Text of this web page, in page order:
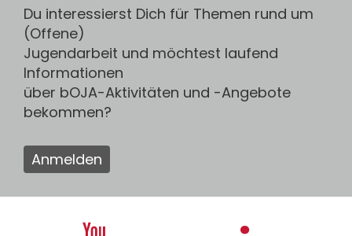
Du interessierst Dich für Themen rund um
(Offene)
Jugendarbeit und möchtest laufend
Informationen
über bOJA-Aktivitäten und -Angebote
bekommen?
Anmelden